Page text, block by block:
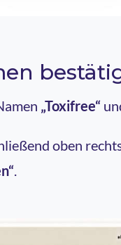
„Toxifree“
oben
.